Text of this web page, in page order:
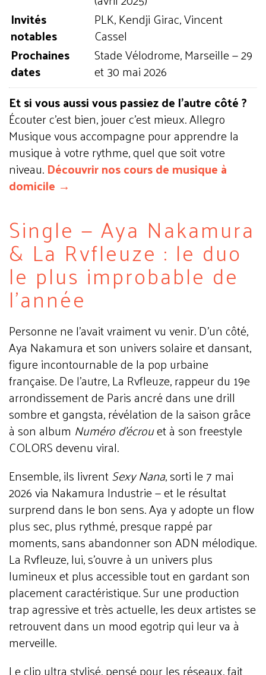
Invités
notables
PLK, Kendji Girac, Vincent
Cassel
Prochaines
dates
Stade Vélodrome, Marseille — 29
et 30 mai 2026
Et si vous aussi vous passiez de l'autre côté ?
Écouter c'est bien, jouer c'est mieux. Allegro
Musique vous accompagne pour apprendre la
musique à votre rythme, quel que soit votre
niveau.Découvrir nos cours de musique à
domicile →
Single — Aya Nakamura
& La Rvfleuze : le duo
le plus improbable de
l'année
Personne ne l'avait vraiment vu venir. D'un côté,
Aya Nakamura et son univers solaire et dansant,
figure incontournable de la pop urbaine
française. De l'autre, La Rvfleuze, rappeur du 19e
arrondissement de Paris ancré dans une drill
sombre et gangsta, révélation de la saison grâce
à son album Numéro d'écrouet à son freestyle
COLORS devenu viral.
Ensemble, ils livrentSexy Nana, sorti le 7 mai
2026 via Nakamura Industrie — et le résultat
surprend dans le bon sens. Aya y adopte un flow
plus sec, plus rythmé, presque rappé par
moments, sans abandonner son ADN mélodique.
La Rvfleuze, lui, s'ouvre à un univers plus
lumineux et plus accessible tout en gardant son
placement caractéristique. Sur une production
trap agressive et très actuelle, les deux artistes se
retrouvent dans un mood egotrip qui leur va à
merveille.